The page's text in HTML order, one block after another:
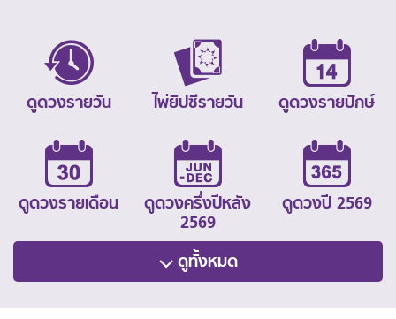
ดูดวงรายวัน ไพ่ยิปซีรายวัน ดูดวงรายปักษ์
ดูดวงรายเดือน
ดูดวงครึ่งปีหลัง
2569
ดูดวงปี 2569
ดูทั้งหมด